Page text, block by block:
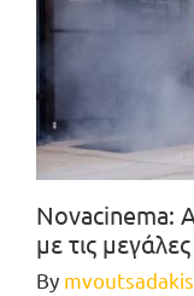
Novacinema:
με τις
By mvoutsadakis